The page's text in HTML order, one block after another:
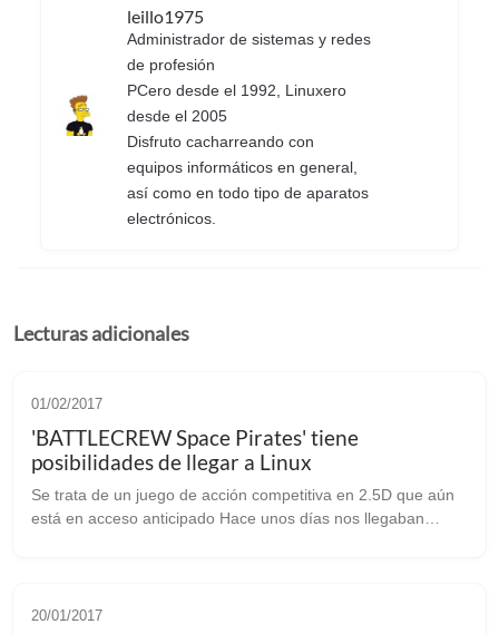
leillo1975
Administrador de sistemas y redes
de profesión
PCero desde el 1992, Linuxero
desde el 2005
Disfruto cacharreando con
equipos informáticos en general,
así como en todo tipo de aparatos
electrónicos.
Lecturas adicionales
01/02/2017
'BATTLECREW Space Pirates' tiene
posibilidades de llegar a Linux
Se trata de un juego de acción competitiva en 2.5D que aún
está en acceso anticipado Hace unos días nos llegaban
20/01/2017